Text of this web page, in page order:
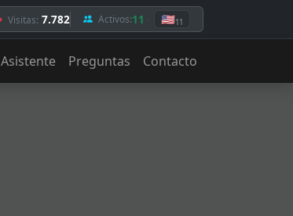
Visitas: 7.782 Activos:11 🇺🇸11
Asistente Preguntas Contacto